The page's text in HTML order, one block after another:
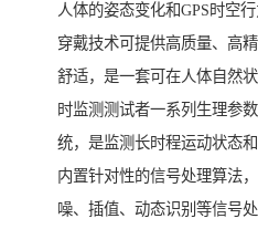
人体的姿态变化和GPS时空
穿戴技术可提供高质量、高
舒适，是一套可在人体自然
时监测测试者一系列生理参
统，是监测长时程运动状态
内置针对性的信号处理算法
噪、插值、动态识别等信号